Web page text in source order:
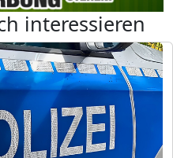
interessieren